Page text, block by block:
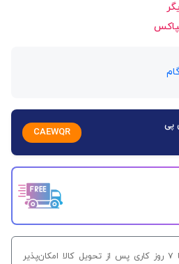
CAEWQR
امکان بازگشت کالا تنها تا ۷ روز کاری پس از تحویل کالا امکان‌پذیر